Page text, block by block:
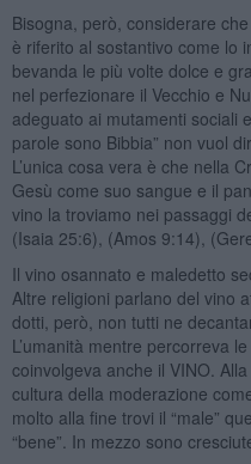
Bisogna, però, considerare
è riferito al sostantivo come lo
bevanda le più volte dolce e
nel perfezionare il Vecchio e
adeguato ai mutamenti sociali
parole sono Bibbia” non vuol
L’unica cosa vera è che nella
Gesù come suo sangue e il
vino la troviamo nei passaggi
(Isaia 25:6), (Amos 9:14),
Il vino osannato e maledetto
Altre religioni parlano del vino
dotti, però, non tutti ne
L’umanità mentre percorreva
coinvolgeva anche il VINO.
cultura della moderazione
molto alla fine trovi il “male”
“bene”. In mezzo sono